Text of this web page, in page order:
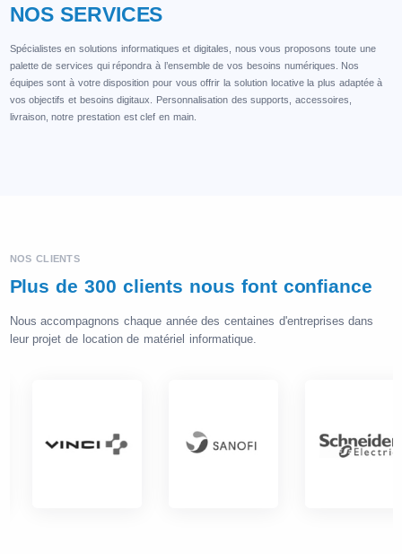
NOS SERVICES
Spécialistes en solutions informatiques et digitales, nous vous proposons toute une
palette de services qui répondra à l’ensemble de vos besoins numériques. Nos
équipes sont à votre disposition pour vous offrir la solution locative la plus adaptée à
vos objectifs et besoins digitaux. Personnalisation des supports, accessoires,
livraison, notre prestation est clef en main.
NOS CLIENTS
Plus de 300 clients nous font confiance
Nous accompagnons chaque année des centaines d'entreprises dans
leur projet de location de matériel informatique.